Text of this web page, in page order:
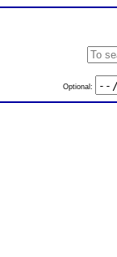
Optional: